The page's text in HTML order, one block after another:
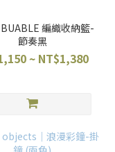
編織收納籃-
節奏黑
~ NT$1,380